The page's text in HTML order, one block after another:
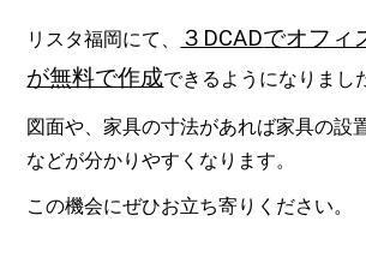
リスタ福岡にて、 ３DCADでオフィ
が無料で作成できるようになりま
図面や、家具の寸法があれば家具の設
などが分かりやすくなります。
この機会にぜひお立ち寄りください。